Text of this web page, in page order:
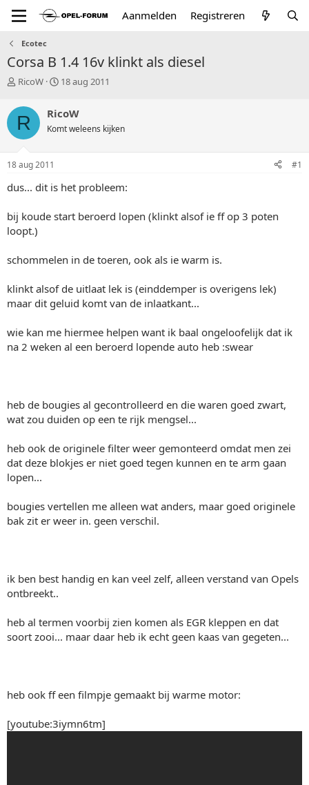
Aanmelden Registreren
Ecotec
Corsa B 1.4 16v klinkt als diesel
T
p
i
c
s
a
t
r
RicoW
S
r
t
a
m
18 aug 2011
R RicoW
Komt weleens kijken
18 aug 2011 #1
dus... dit is het probleem:
bij koude start beroerd lopen (klinkt alsof ie ff op 3 poten
loopt.)
schommelen in de toeren, ook als ie warm is.
klinkt alsof de uitlaat lek is (einddemper is overigens lek)
maar dit geluid komt van de inlaatkant...
wie kan me hiermee helpen want ik baal ongeloofelijk dat ik
na 2 weken al een beroerd lopende auto heb :swear
heb de bougies al gecontrolleerd en die waren goed zwart,
wat zou duiden op een te rijk mengsel...
heb ook de originele filter weer gemonteerd omdat men zei
dat deze blokjes er niet goed tegen kunnen en te arm gaan
lopen...
bougies vertellen me alleen wat anders, maar goed originele
bak zit er weer in. geen verschil.
ik ben best handig en kan veel zelf, alleen verstand van Opels
ontbreekt..
heb al termen voorbij zien komen als EGR kleppen en dat
soort zooi... maar daar heb ik echt geen kaas van gegeten...
heb ook ff een filmpje gemaakt bij warme motor:
[youtube:3iymn6tm]